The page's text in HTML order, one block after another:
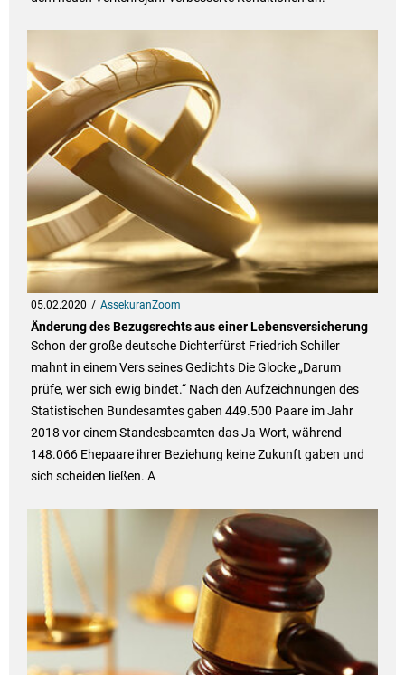
05.02.2020 AssekuranZoom
Änderung des Bezugsrechts aus einer Lebensversicherung
Schon der große deutsche Dichterfürst Friedrich Schiller
mahnt in einem Vers seines Gedichts Die Glocke „Darum
prüfe, wer sich ewig bindet.“ Nach den Aufzeichnungen des
Statistischen Bundesamtes gaben 449.500 Paare im Jahr
2018 vor einem Standesbeamten das Ja-Wort, während
148.066 Ehepaare ihrer Beziehung keine Zukunft gaben und
sich scheiden ließen. A